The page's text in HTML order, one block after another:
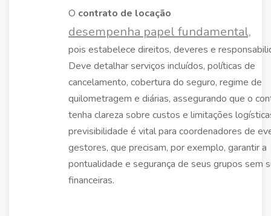
O contrato de locação
desempenha papel fundamental,
pois estabelece direitos, deveres e
Deve detalhar serviços incluídos, políticas de
cancelamento, cobertura do seguro, regime de
quilometragem e diárias, assegurando que o
tenha clareza sobre custos e limitações
previsibilidade é vital para coordenadores de
gestores, que precisam, por exemplo, garantir a
pontualidade e segurança de seus grupos sem
financeiras.